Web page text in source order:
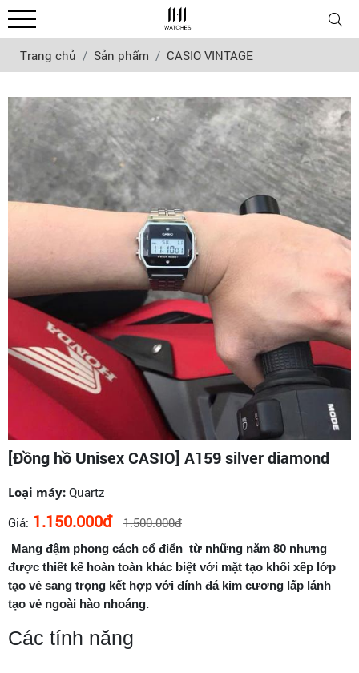
Trang chủ Sản phẩm CASIO VINTAGE
[Đồng hồ Unisex CASIO] A159 silver diamond
Loại máy: Quartz
Giá: 1.150.000đ 1.500.000đ
Mang đậm phong cách cổ điển từ những năm 80 nhưng
được thiết kế hoàn toàn khác biệt với mặt tạo khối xếp lớp
tạo vẻ sang trọng kết hợp với đính đá kim cương lấp lánh
tạo vẻ ngoài hào nhoáng.
Các tính năng